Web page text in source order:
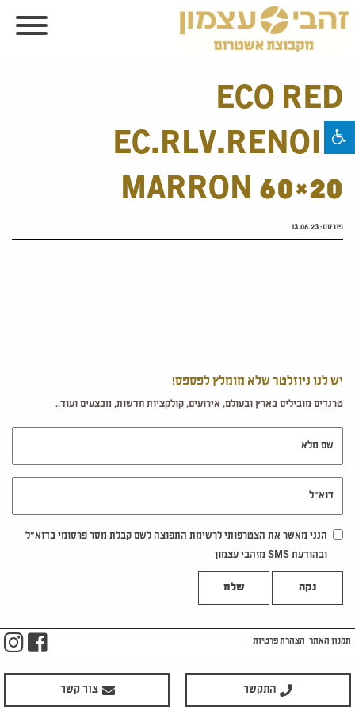
ECO RED
EC.RLV.RENOIR
MARRON 60×20
פורסם:13.06.23
יש לנו ניוזלטר שלא מומלץ לפספס!
טרנדים מובילים בארץ ובעולם, אירועים, קולקציות חדשות, מבצעים ועוד..
הנני מאשר את הצטרפותי לרשימת התפוצה לשם קבלת מסר פרסומי בדוא"ל
ובהודעת SMS מזהבי עצמון
נקה
התקשר צור קשר
תקנון האתר הצהרת פרטיות